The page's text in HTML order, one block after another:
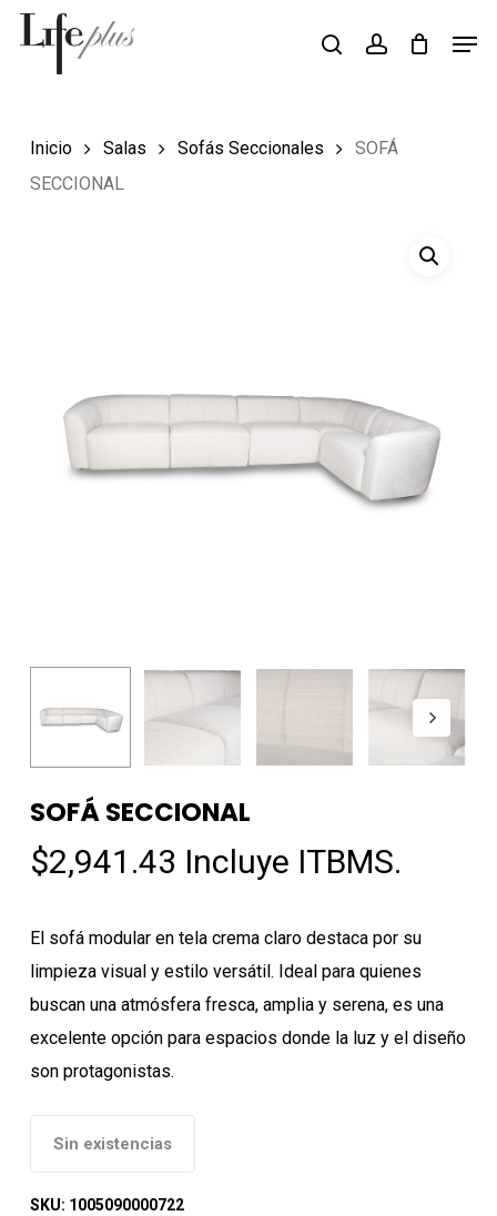
Skip
Búsqueda
productos
searchaccount
Inicio Salas Sofás Seccionales
SOFÁ
SECCIONAL
SOFÁ SECCIONAL
$2,941.43 Incluye ITBMS.
El sofá modular en tela crema claro destaca por su
limpieza visual y estilo versátil. Ideal para quienes
buscan una atmósfera fresca, amplia y serena, es una
excelente opción para espacios donde la luz y el diseño
son protagonistas.
Sin existencias
SKU: 1005090000722